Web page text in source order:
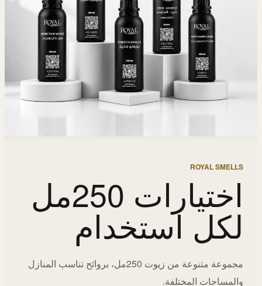
ROYAL SMELLS
اختيارات 250مل
لكل استخدام
مجموعة متنوعة من زيوت 250مل، بروائح تناسب المنازل
والمساحات المختلفة.